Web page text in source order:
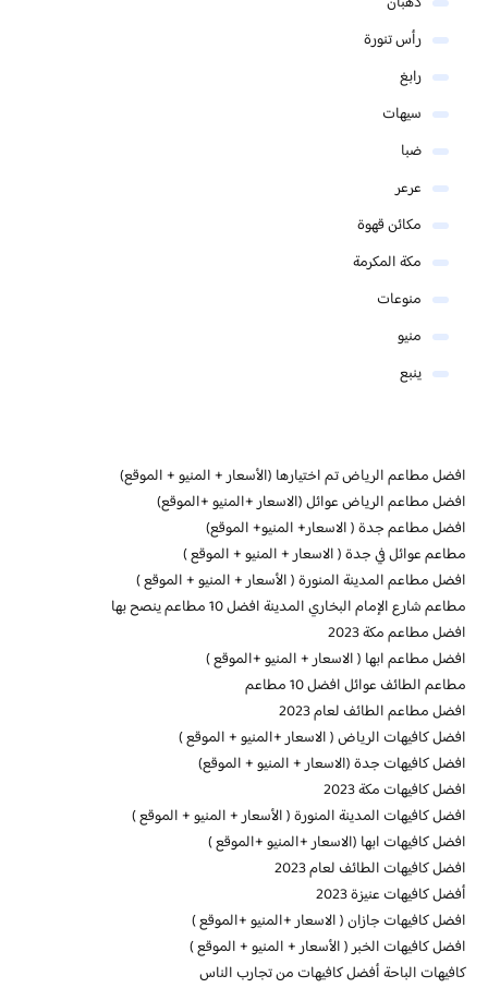
رأس تنورة
رابغ
سيهات
ضبا
عرعر
مكائن قهوة
مكة المكرمة
منوعات
منيو
ينبع
افضل مطاعم الرياض تم اختيارها (الأسعار + المنيو + الموقع)
افضل مطاعم الرياض عوائل (الاسعار +المنيو +الموقع)
افضل مطاعم جدة ( الاسعار+ المنيو+ الموقع)
مطاعم عوائل في جدة ( الاسعار + المنيو + الموقع )
افضل مطاعم المدينة المنورة ( الأسعار + المنيو + الموقع )
مطاعم شارع الإمام البخاري المدينة افضل 10 مطاعم ينصح بها
افضل مطاعم مكة 2023
افضل مطاعم ابها ( الاسعار + المنيو +الموقع )
مطاعم الطائف عوائل افضل 10 مطاعم
افضل مطاعم الطائف لعام 2023
افضل كافيهات الرياض ( الاسعار +المنيو + الموقع )
افضل كافيهات جدة (الاسعار + المنيو + الموقع)
افضل كافيهات مكة 2023
افضل كافيهات المدينة المنورة ( الأسعار + المنيو + الموقع )
افضل كافيهات ابها (الاسعار +المنيو +الموقع )
افضل كافيهات الطائف لعام 2023
أفضل كافيهات عنيزة 2023
افضل كافيهات جازان ( الاسعار +المنيو +الموقع )
افضل كافيهات الخبر ( الأسعار + المنيو + الموقع )
كافيهات الباحة أفضل كافيهات من تجارب الناس